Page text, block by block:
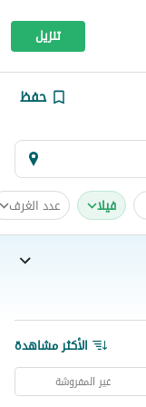
تنزيل
حفظ
فیلا عدد الغرف
الأكثر مشاهدة
غير المفروشة